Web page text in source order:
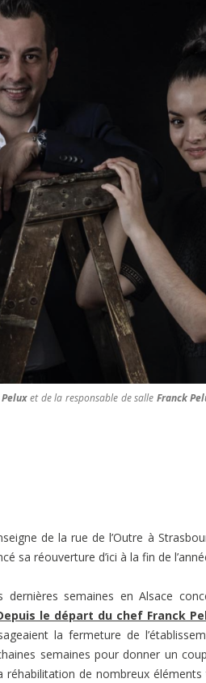
et de la responsable de salle Franck
de la rue de l’Outre à
sa réouverture d’ici à la fin de
semaines en Alsace
le départ du chef Franck
la fermeture de
semaines pour donner un
de nombreux